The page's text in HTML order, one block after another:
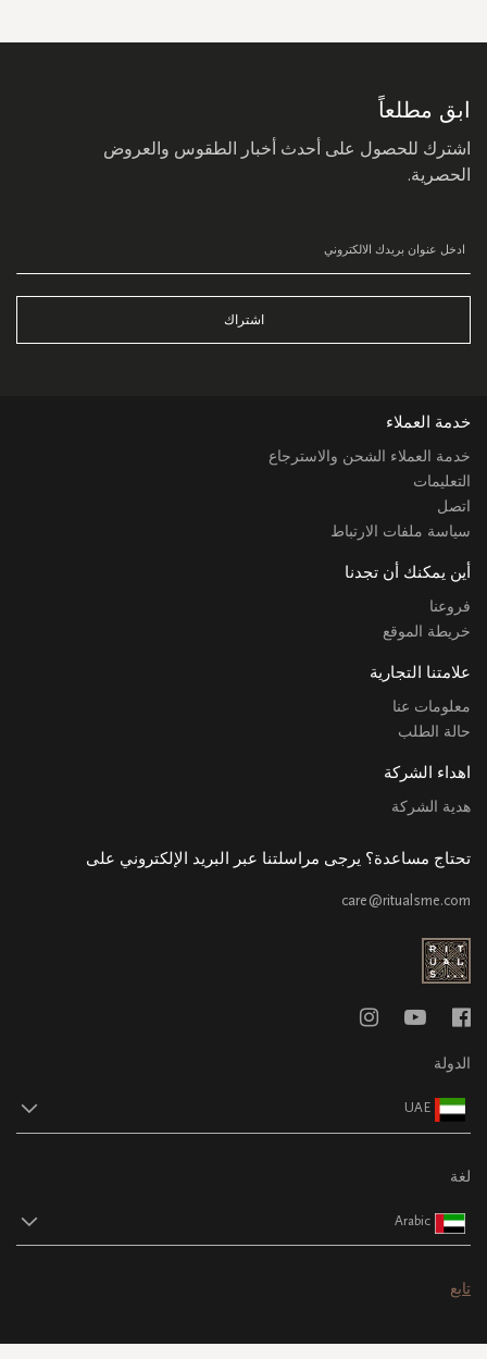
ابق مطلعاً
اشترك للحصول على أحدث أخبار الطقوس والعروض
الحصرية.
اشتراك
خدمة العملاء
خدمة العملاء الشحن والاسترجاع
التعليمات
اتصل
سياسة ملفات الارتباط
أين يمكنك أن تجدنا
فروعنا
خريطة الموقع
علامتنا التجارية
معلومات عنا
حالة الطلب
اهداء الشركة
هدية الشركة
تحتاج مساعدة؟ يرجى مراسلتنا عبر البريد الإلكتروني على
care@ritualsme.com
الدولة
UAE
لغة
Arabic
تابع